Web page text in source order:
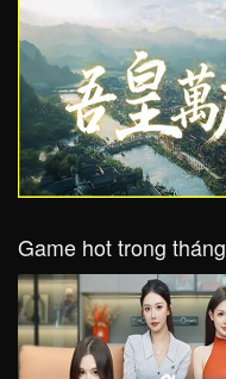
VIEW
Game hot trong tháng
VIEW